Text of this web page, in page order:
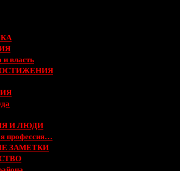
власть
И ЛЮДИ
профессия…
ЗАМЕТКИ